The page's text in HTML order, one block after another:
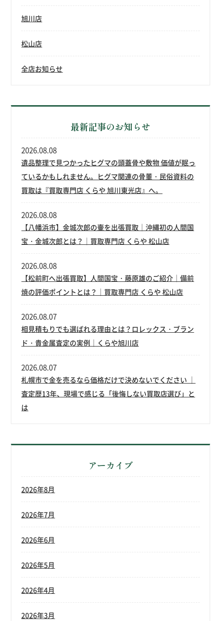
旭川店
松山店
全店お知らせ
最新記事のお知らせ
遺品整理で見つかったヒグマの頭蓋骨や敷物 価値が眠っ
ているかもしれません。ヒグマ関連の骨董・民俗資料の
買取は『買取専門店 くらや 旭川東光店』へ。
2026.08.08
【八幡浜市】金城次郎の壷を出張買取｜沖縄初の人間国
宝・金城次郎とは？｜買取専門店 くらや 松山店
2026.08.08
【松前町へ出張買取】人間国宝・藤原雄のご紹介｜備前
焼の評価ポイントとは？｜買取専門店 くらや 松山店
2026.08.08
相見積もりでも選ばれる理由とは？ロレックス・ブラン
ド・貴金属査定の実例｜くらや旭川店
2026.08.07
札幌市で金を売るなら価格だけで決めないでください ｜
査定歴13年、現場で感じる「後悔しない買取店選び」と
は
2026.08.07
アーカイブ
2026年8月
2026年7月
2026年6月
2026年5月
2026年4月
2026年3月